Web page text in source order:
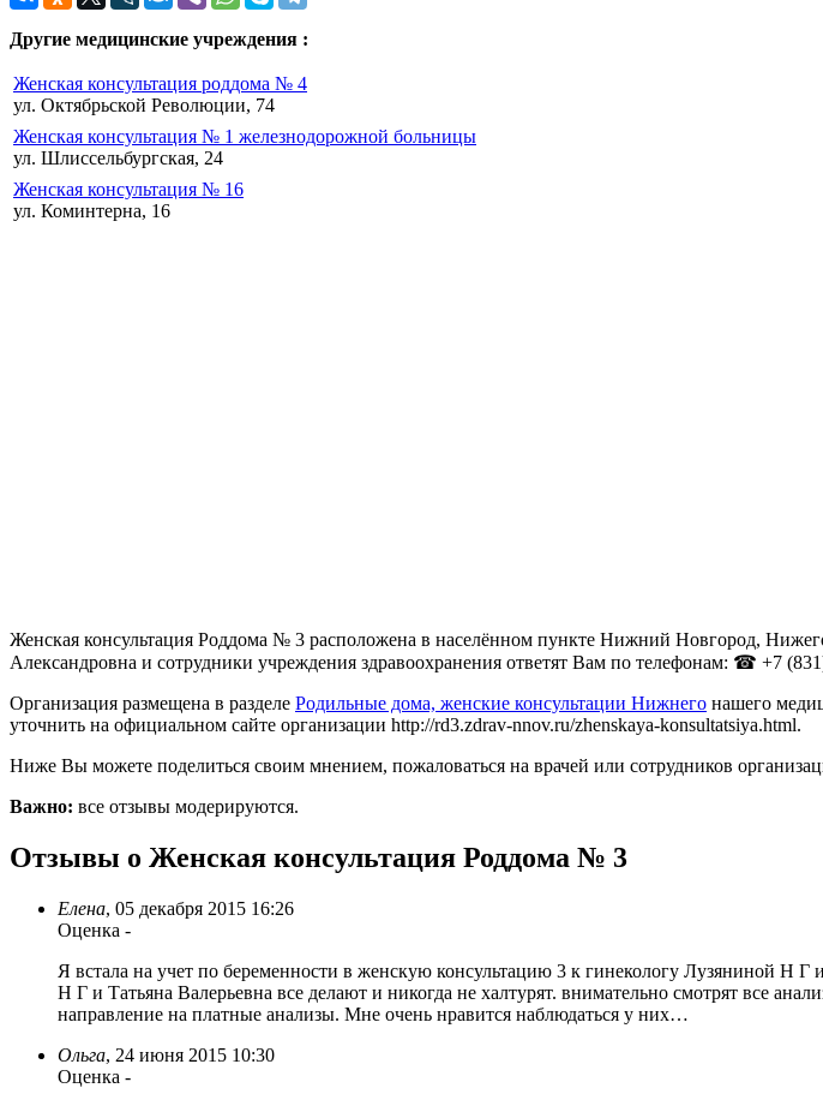
Другие медицинские учреждения :
Женская консультация роддома № 4
ул. Октябрьской Революции, 74
Женская консультация № 1 железнодорожной больницы
ул. Шлиссельбургская, 24
Женская консультация № 16
ул. Коминтерна, 16
Женская консультация Роддома № 3 расположена в населённом пункте Нижний Новгород,
Александровна и сотрудники учреждения здравоохранения ответят Вам по телефонам: ☎ +7
Организация размещена в разделе Родильные дома, женские консультации Нижнего нашего
уточнить на официальном сайте организации http://rd3.zdrav-nnov.ru/zhenskaya-konsultatsiya.html.
Ниже Вы можете поделиться своим мнением, пожаловаться на врачей или сотрудников
Важно: все отзывы модерируются.
Отзывы о Женская консультация Роддома № 3
Елена, 05 декабря 2015 16:26
Оценка -
Я встала на учет по беременности в женскую консультацию 3 к гинекологу Лузяниной
Н Г и Татьяна Валерьевна все делают и никогда не халтурят. внимательно смотрят все
направление на платные анализы. Мне очень нравится наблюдаться у них…
Ольга, 24 июня 2015 10:30
Оценка -